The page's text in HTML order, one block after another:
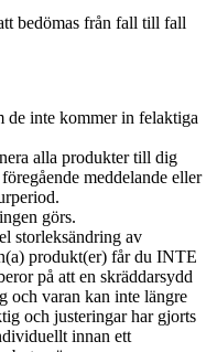
bedömas från fall till fall
de inte kommer in felaktiga
alla produkter till dig
meddelande eller
görs.
storleksändring av
produkt(er) får du INTE
på att en skräddarsydd
och varan kan inte längre
och justeringar har gjorts
innan ett